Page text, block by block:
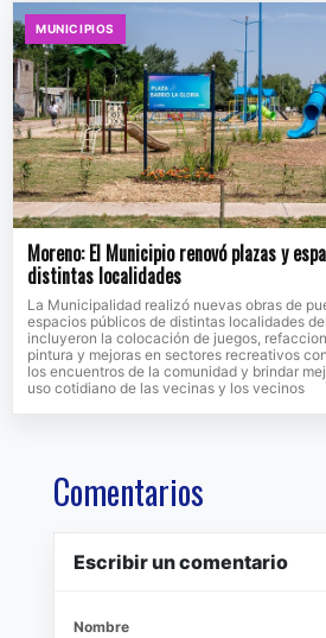
MUNICIPIOS
Moreno: El Municipio renovó plazas y
distintas localidades
La Municipalidad realizó nuevas obras de
espacios públicos de distintas localidades
incluyeron la colocación de juegos,
pintura y mejoras en sectores recreativos
los encuentros de la comunidad y brindar
uso cotidiano de las vecinas y los vecinos
Comentarios
Escribir un comentario
Nombre